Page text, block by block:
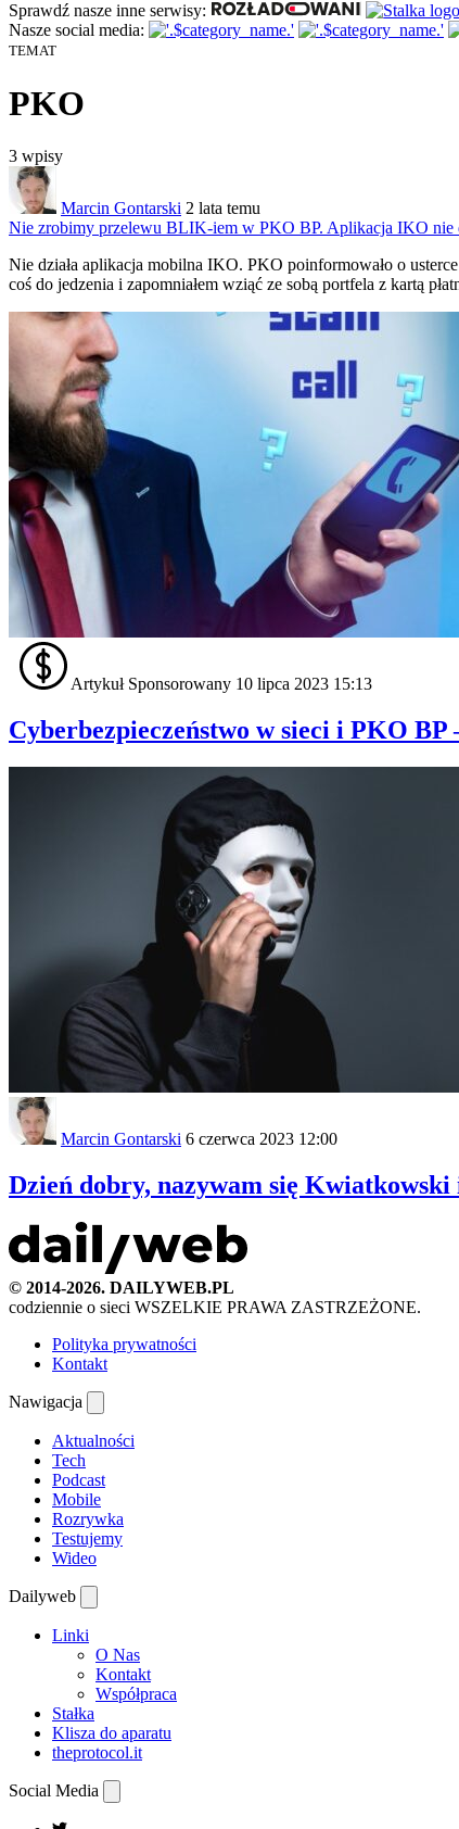
Sprawdź nasze inne serwisy:
Nasze social media:
TEMAT
PKO
3 wpisy
Marcin Gontarski 2 lata temu
Nie zrobimy przelewu BLIK-iem w PKO BP. Aplikacja IKO nie
Nie działa aplikacja mobilna IKO. PKO poinformowało o
coś do jedzenia i zapomniałem wziąć ze sobą portfela z kartą
Artykuł Sponsorowany 10 lipca 2023 15:13
Cyberbezpieczeństwo w sieci i PKO BP
Marcin Gontarski 6 czerwca 2023 12:00
Dzień dobry, nazywam się
© 2014-2026. DAILYWEB.PL
codziennie o sieci WSZELKIE PRAWA ZASTRZEŻONE.
Polityka prywatności
Kontakt
Nawigacja
Aktualności
Tech
Podcast
Mobile
Rozrywka
Testujemy
Wideo
Dailyweb
Linki
O Nas
Kontakt
Współpraca
Stałka
Klisza do aparatu
theprotocol.it
Social Media